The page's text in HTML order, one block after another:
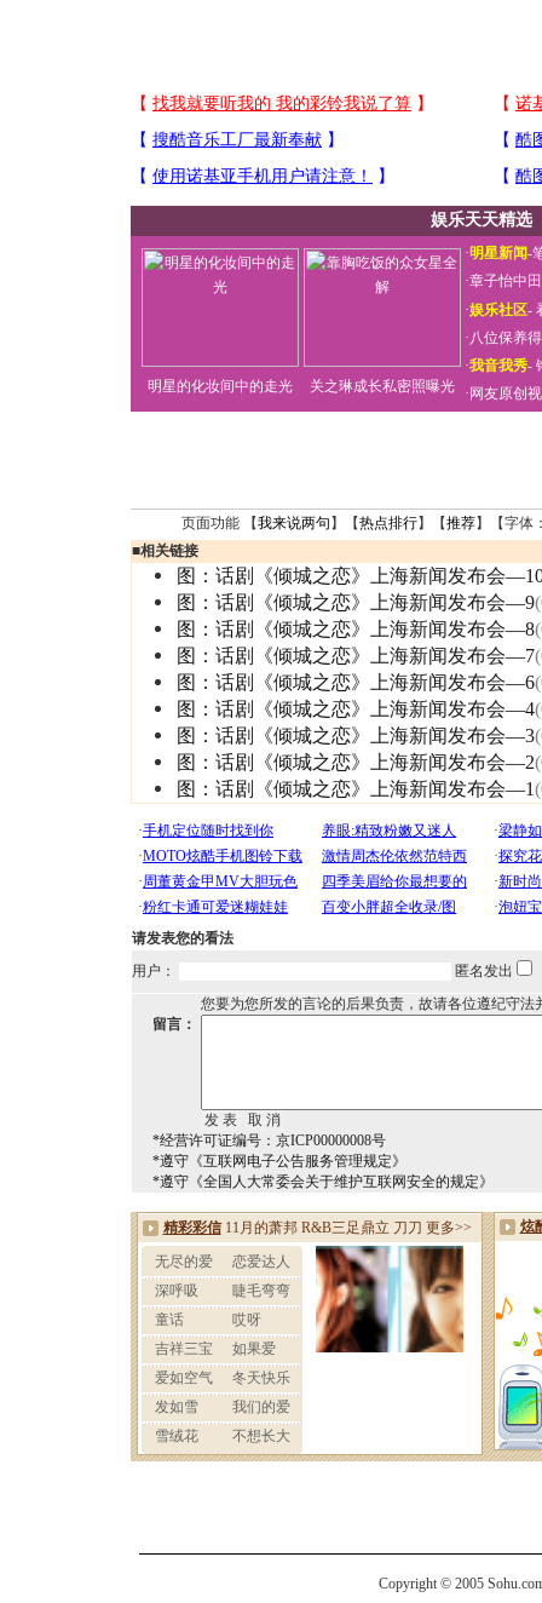
娱乐天天精选
明星的化妆间中的走光 关之琳成长私密照曝光
·明星新闻-
·章子怡中
·娱乐社区-
·八位保养
·我音我秀-
· 网友原创
页面功能 【我来说两句 】【热点排行】【推荐】【字体
■相关链接
图：话剧《倾城之恋》上海新闻发布会
图：话剧《倾城之恋》上海新闻发布会—9
图：话剧《倾城之恋》上海新闻发布会—8
图：话剧《倾城之恋》上海新闻发布会—7
图：话剧《倾城之恋》上海新闻发布会—6
图：话剧《倾城之恋》上海新闻发布会—4
图：话剧《倾城之恋》上海新闻发布会—3
图：话剧《倾城之恋》上海新闻发布会—2
图：话剧《倾城之恋》上海新闻发布会—1
请发表您的看法
用户：
匿名发出
您要为您所发的言论的后果负责，故请各位遵纪守法
留言：
*经营许可证编号：京ICP00000008号
*遵守《互联网电子公告服务管理规定》
*遵守《全国人大常委会关于维护互联网安全的规定》
Copyright © 2005